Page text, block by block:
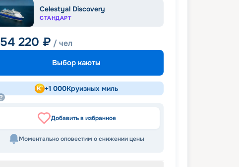
Celestyal Discovery
СТАНДАРТ
54 220 ₽ / чел
Выбор каюты
+1 000Круизных миль
Добавить в избранное
Моментально оповестим о снижении цены